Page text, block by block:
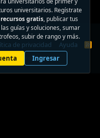
de privacidad Ayuda
R
XenForo Ltd.
universitarios. Regístrate
gratis, publicar tus
guías y soluciones, sumar
subir de rango y más.
Ingresar